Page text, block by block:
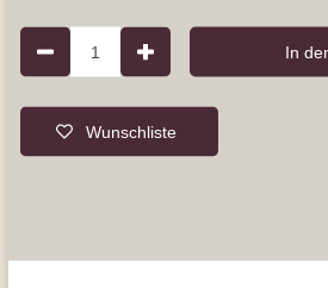
1 In
Wunschliste